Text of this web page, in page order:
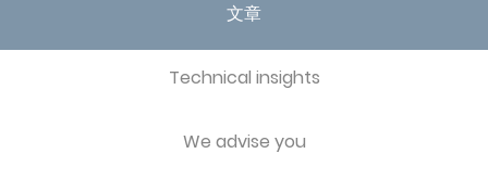
文章
Technical insights
We advise you